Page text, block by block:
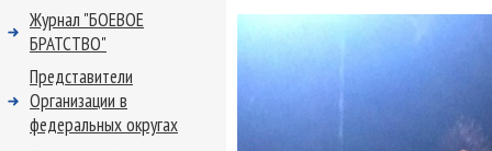
Журнал "БОЕВОЕ
БРАТСТВО"
Представители
Организации в
федеральных округах